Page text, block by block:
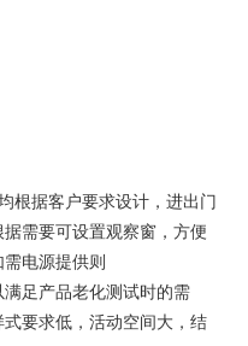
根据客户要求设计，进出门
需要可设置观察窗，方便
电源提供则
足产品老化测试时的需
要求低，活动空间大，结